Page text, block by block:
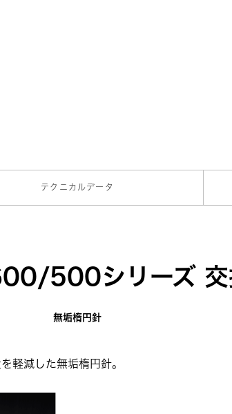
テクニカルデータ
500シリーズ 交
無垢楕円針
軽減した無垢楕円針。